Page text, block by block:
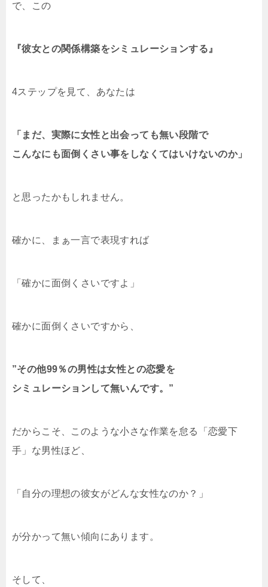
で、この
『彼女との関係構築をシミュレーションする』
4ステップを見て、あなたは
「まだ、実際に女性と出会っても無い段階で
こんなにも面倒くさい事をしなくてはいけないのか」
と思ったかもしれません。
確かに、まぁ一言で表現すれば
「確かに面倒くさいですよ」
確かに面倒くさいですから、
”その他99％の男性は女性との恋愛を
シミュレーションして無いんです。”
だからこそ、このような小さな作業を怠る「恋愛下
手」な男性ほど、
「自分の理想の彼女がどんな女性なのか？」
が分かって無い傾向にあります。
そして、